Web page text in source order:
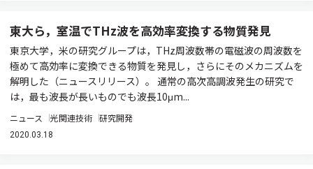
東大ら，室温でTHz波を高効率変換する物質発見
東京大学，米の研究グループは，THz周波数帯の電磁波の周波数を
極めて高効率に変換できる物質を発見し，さらにそのメカニズムを
解明した（ニュースリリース）。 通常の高次高調波発生の研究で
は，最も波長が長いものでも波長10μm...
ニュース 光関連技術 研究開発
2020.03.18